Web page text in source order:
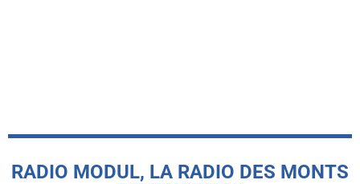
RADIO MODUL, LA RADIO DES MONTS